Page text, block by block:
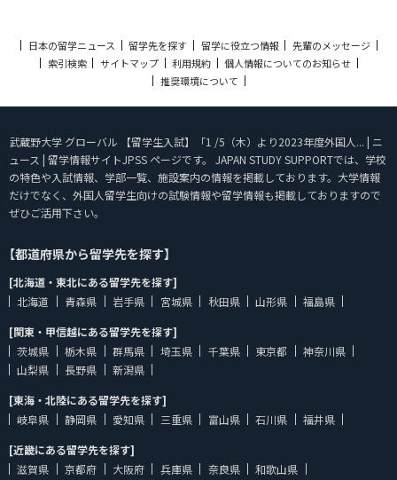
日本の留学ニュース 留学先を探す 留学に役立つ情報
先輩のメッセージ
索引検索
サイトマップ 利用規約
個人情報についてのお知らせ
推奨環境について
武蔵野大学 グローバル 【留学生入試】「1 /5（木）より2023年度外国人... | ニ
ュース | 留学情報サイトJPSS ページです。 JAPAN STUDY SUPPORTでは、学校
の特色や入試情報、学部一覧、施設案内の情報を掲載しております。大学情報
だけでなく、外国人留学生向けの試験情報や留学情報も掲載しておりますので
ぜひご活用下さい。
【都道府県から留学先を探す】
[北海道・東北にある留学先を探す]
北海道
青森県 岩手県 宮城県 秋田県 山形県
福島県
[関東・甲信越にある留学先を探す]
茨城県
栃木県 群馬県 埼玉県 千葉県 東京都
神奈川県
山梨県
長野県
新潟県
[東海・北陸にある留学先を探す]
岐阜県
静岡県 愛知県 三重県 富山県 石川県
福井県
[近畿にある留学先を探す]
滋賀県
京都府 大阪府 兵庫県 奈良県
和歌山県